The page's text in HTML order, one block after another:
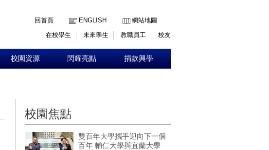
回首頁
ENGLISH
網站地圖
在校學生
未來學生 教職員工 校友
校園資源 閃耀亮點 捐款興學
校園焦點
雙百年大學攜手迎向下一個
百年 輔仁大學與宜蘭大學